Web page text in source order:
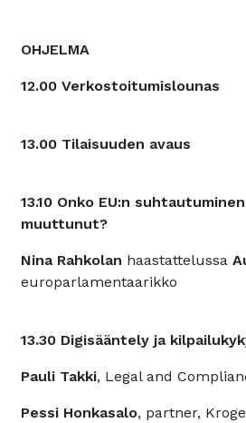
OHJELMA
12.00 Verkostoitumislounas
13.00 Tilaisuuden avaus
13.10 Onko EU:n
muuttunut?
Nina Rahkolan haastattelussa
europarlamentaarikko
13.30 Digisääntely ja
Pauli Takki, Legal and
Pessi Honkasalo, partner,